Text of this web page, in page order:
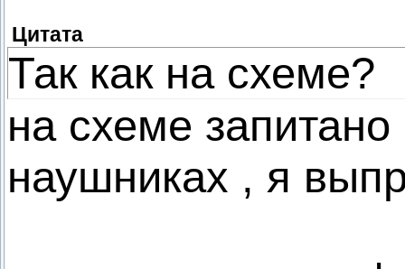
Цитата
Так как на схеме?
на схеме
наушниках , я